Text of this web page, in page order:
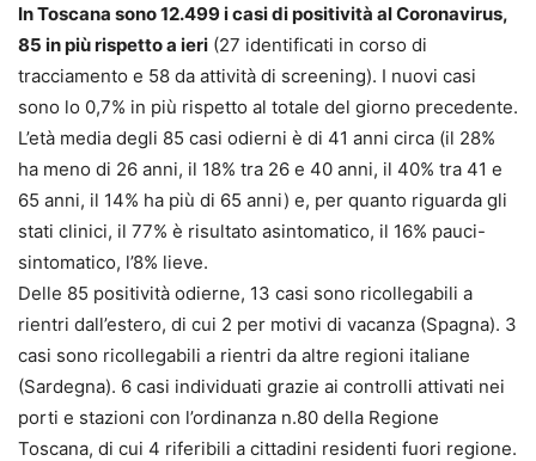
In Toscana sono 12.499 i casi di positività al Coronavirus,
85 in più rispetto a ieri (27 identificati in corso di
tracciamento e 58 da attività di screening). I nuovi casi
sono lo 0,7% in più rispetto al totale del giorno precedente.
L’età media degli 85 casi odierni è di 41 anni circa (il 28%
ha meno di 26 anni, il 18% tra 26 e 40 anni, il 40% tra 41 e
65 anni, il 14% ha più di 65 anni) e, per quanto riguarda gli
stati clinici, il 77% è risultato asintomatico, il 16% pauci-
sintomatico, l’8% lieve.
Delle 85 positività odierne, 13 casi sono ricollegabili a
rientri dall’estero, di cui 2 per motivi di vacanza (Spagna). 3
casi sono ricollegabili a rientri da altre regioni italiane
(Sardegna). 6 casi individuati grazie ai controlli attivati nei
porti e stazioni con l’ordinanza n.80 della Regione
Toscana, di cui 4 riferibili a cittadini residenti fuori regione.